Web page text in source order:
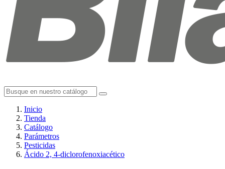
Inicio
Tienda
Catálogo
Parámetros
Pesticidas
Ácido 2, 4-diclorofenoxiacético